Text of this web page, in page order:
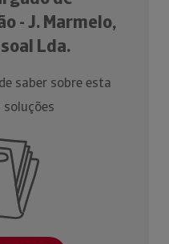
- J. Marmelo,
Lda.
saber sobre esta